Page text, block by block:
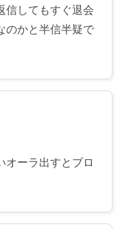
信してもすぐ退会
のかと半信半疑で
オーラ出すとブロ